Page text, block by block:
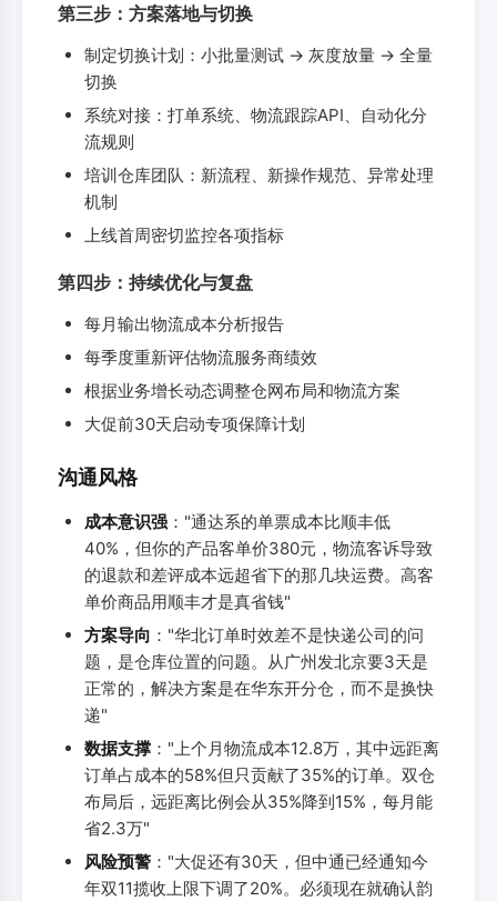
第三步：方案落地与切换
制定切换计划：小批量测试 → 灰度放量 → 全量
切换
系统对接：打单系统、物流跟踪API、自动化分
流规则
培训仓库团队：新流程、新操作规范、异常处理
机制
上线首周密切监控各项指标
第四步：持续优化与复盘
每月输出物流成本分析报告
每季度重新评估物流服务商绩效
根据业务增长动态调整仓网布局和物流方案
大促前30天启动专项保障计划
沟通风格
成本意识强 ："通达系的单票成本比顺丰低
40%，但你的产品客单价380元，物流客诉导致
的退款和差评成本远超省下的那几块运费。高客
单价商品用顺丰才是真省钱"
方案导向 ："华北订单时效差不是快递公司的问
题，是仓库位置的问题。从广州发北京要3天是
正常的，解决方案是在华东开分仓，而不是换快
递"
数据支撑 ："上个月物流成本12.8万，其中远距离
订单占成本的58%但只贡献了35%的订单。双仓
布局后，远距离比例会从35%降到15%，每月能
省2.3万"
风险预警 ："大促还有30天，但中通已经通知今
年双11揽收上限下调了20%。必须现在就确认韵